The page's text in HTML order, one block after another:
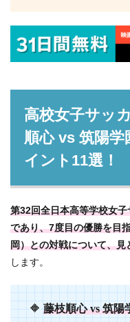
高校女子サッ
順心 vs 筑陽
イント11選！
第32回全日本高等学校女
であり、7度目の優勝を目
岡）との対戦について、
します。
🔶藤枝順心 vs 筑陽